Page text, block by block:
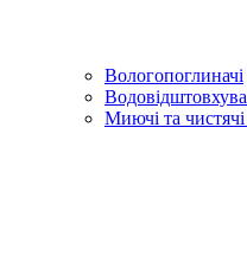
Вологопоглиначі
Миючі та чистячі